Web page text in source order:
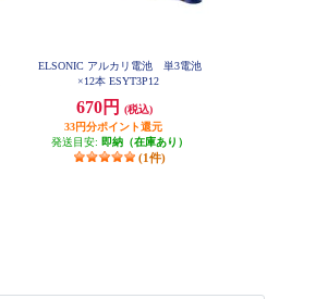
ELSONIC アルカリ電池 単3電池
×12本 ESYT3P12
670円
(税込)
33円分ポイント還元
発送目安: 即納（在庫あり）
(1件)